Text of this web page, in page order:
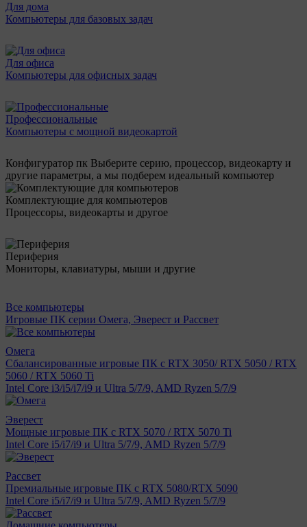
Для дома
Компьютеры для базовых задач
Для офиса
Компьютеры для офисных задач
Профессиональные
Компьютеры с мощной видеокартой
Конфигуратор пк Выберите серию, процессор, видеокарту и
другие параметры, а мы подберем идеальный компьютер
Комплектующие для компьютеров
Процессоры, видеокарты и другое
Периферия
Мониторы, клавиатуры, мыши и другие
Все компьютеры
Игровые ПК серии Омега, Эверест и Рассвет
Омега
Сбалансированные игровые ПК с RTX 3050/ RTX 5050 / RTX
5060 / RTX 5060 Ti
Intel Core i3/i5/i7/i9 и Ultra 5/7/9, AMD Ryzen 5/7/9
Эверест
Мощные игровые ПК с RTX 5070 / RTX 5070 Ti
Intel Core i5/i7/i9 и Ultra 5/7/9, AMD Ryzen 5/7/9
Рассвет
Премиальные игровые ПК с RTX 5080/RTX 5090
Intel Core i5/i7/i9 и Ultra 5/7/9, AMD Ryzen 5/7/9